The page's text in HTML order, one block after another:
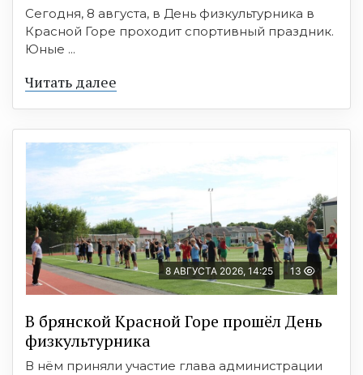
Сегодня, 8 августа, в День физкультурника в
Красной Горе проходит спортивный праздник.
Юные ...
Читать далее
8 АВГУСТА 2026, 14:25 13
В брянской Красной Горе прошёл День
физкультурника
В нём приняли участие глава администрации